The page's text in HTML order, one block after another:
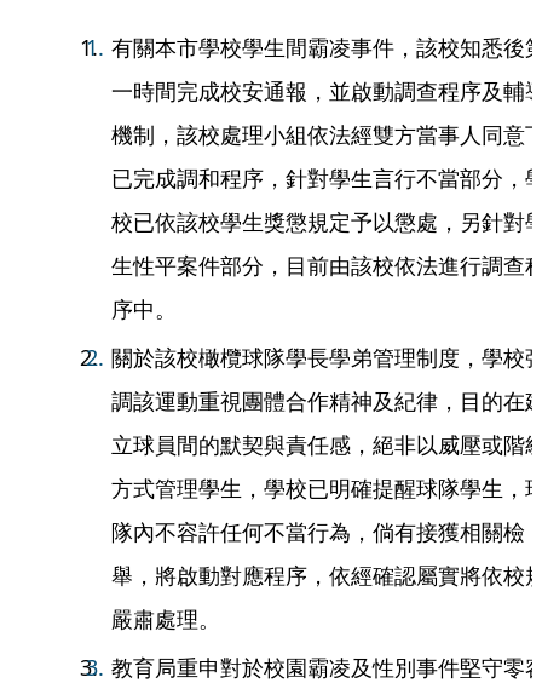
有關本市學校學生間霸凌事件，該校知悉後
一時間完成校安通報，並啟動調查程序及輔
機制，該校處理小組依法經雙方當事人同意
已完成調和程序，針對學生言行不當部分，
校已依該校學生獎懲規定予以懲處，另針對
生性平案件部分，目前由該校依法進行調查
序中。
關於該校橄欖球隊學長學弟管理制度，學校
調該運動重視團體合作精神及紀律，目的在
立球員間的默契與責任感，絕非以威壓或階
方式管理學生，學校已明確提醒球隊學生，
隊內不容許任何不當行為，倘有接獲相關檢
舉，將啟動對應程序，依經確認屬實將依校
嚴肅處理。
教育局重申對於校園霸凌及性別事件堅守零